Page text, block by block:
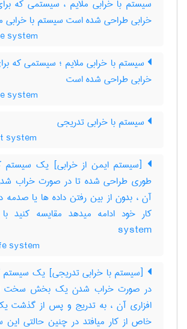
سیستم با خرابی ملایم ، سیستمی که
خرابی طراحی شده است سیستم با خرابی
system
سیستم با خرابی ملایم ؛ سیستمی که
خرابی طراحی شده است
system
سیستم با خرابی تدریجی
system
[سیستم ایمن از خرابی] یک سیستم
طوری طراحی شده تا در صورت خراب
آن ، بدون از بین رفتن داده ها یا صدمه
system
system
[سیستم با خرابی تدریجی] یک سیستم
در صورت خراب شدن یک بخش سخت
افزاری آن ، به تدریج و پس از گذشت
خاص از کار میافتد در چنین حالتی این